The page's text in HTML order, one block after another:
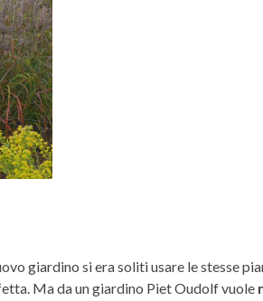
giardino si era soliti usare le stesse
Ma da un giardino Piet Oudolf vuole